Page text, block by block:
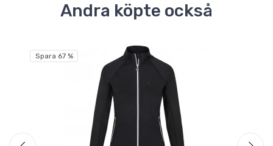
Andra köpte också
Spara 67 %